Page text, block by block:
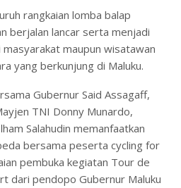
rangkaian lomba balap
berjalan lancar serta menjadi
maupun wisatawan
yang berkunjung di Maluku.
Gubernur Said Assagaff,
TNI Donny Munardo,
Salahudin memanfaatkan
bersama peserta cycling for
pembuka kegiatan Tour de
dari pendopo Gubernur Maluku